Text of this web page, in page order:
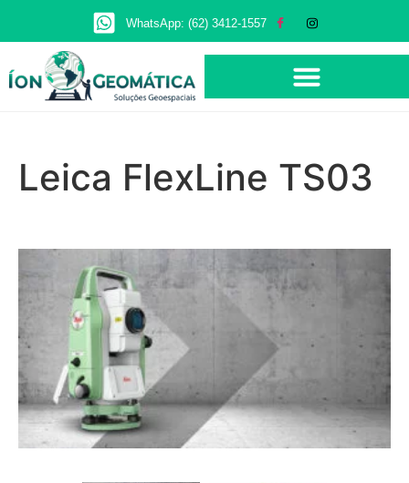
WhatsApp: (62) 3412-1557
Leica FlexLine TS03